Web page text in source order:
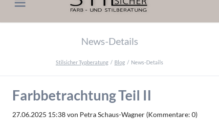
News-Details
Stilsicher Typberatung Blog News-Details
Farbbetrachtung Teil II
27.06.2025 15:38von Petra Schaus-Wagner (Kommentare: 0)